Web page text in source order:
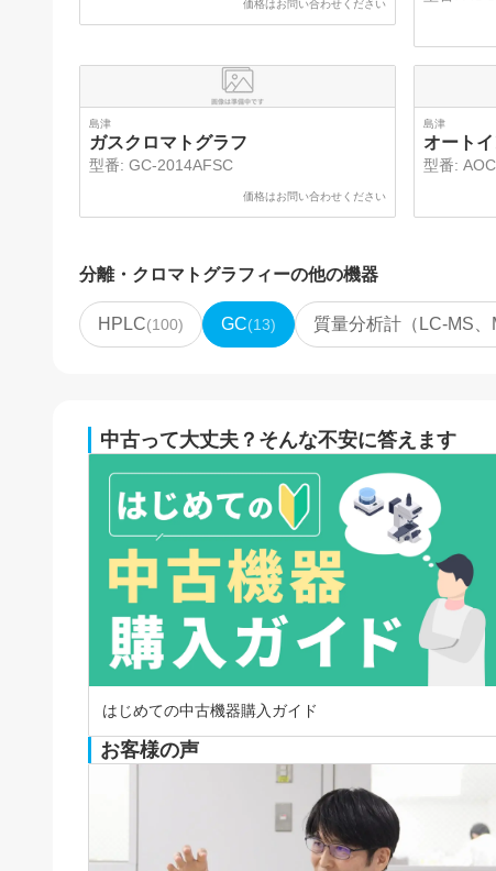
価格はお問い合わせください
島津
ガスクロマトグラフ
型番: GC-2014AFSC
価格はお問い合わせください
島津
オート
型番:
分離・クロマトグラフィーの他の機器
HPLC(100) GC(13) 質量分析計（LC-MS、
中古って大丈夫？そんな不安に答えます
はじめての中古機器購入ガイド
お客様の声